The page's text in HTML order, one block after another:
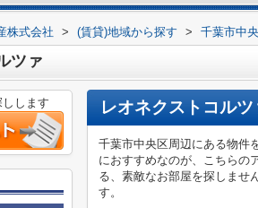
株式会社 > (賃貸)地域から探す > 千葉市中
ツァ
レオネクストコルツ
千葉市中央区周辺にある物件
におすすめなのが、こちらの
る、素敵なお部屋を探しませ
す。
します